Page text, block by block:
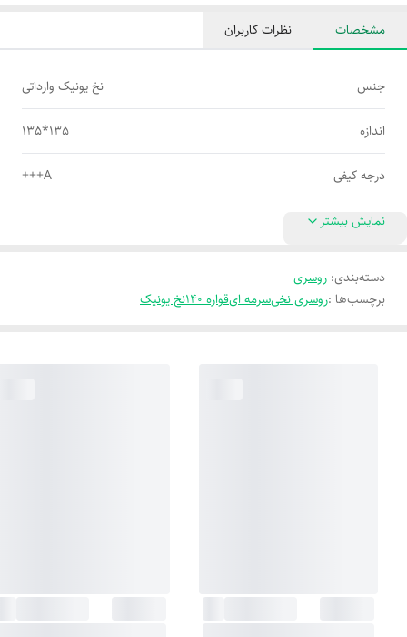
مشخصات نظرات کاربران
جنس نخ یونیک وارداتی
اندازه 135*135
درجه کیفی A+++
نمایش بیشتر
دسته‌بندی: روسری
برچسب‌ها :روسری نخیسرمه ایقواره 140 نخ یونیک